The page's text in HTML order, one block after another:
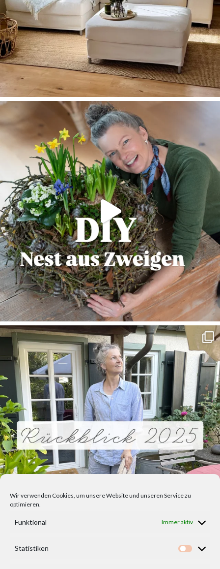
Wir verwenden Cookies, um unsere Website und unseren Service zu
optimieren.
Funktional Immer aktiv
Statistiken